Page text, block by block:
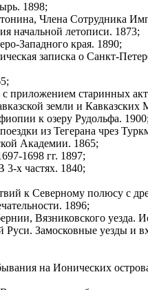
1898;
Члена Сотрудника
начальной летописи. 1873;
Западного края. 1890;
записка о Санкт-
приложением старинных
земли и Кавказских
к озеру Рудольфа. 1900;
из Тегерана чрез
Академии. 1865;
1698 гг. 1897;
х частях. 1840;
к Северному полюсу с
1896;
Вязниковского уезда.
Замосковные уезды
на Ионических